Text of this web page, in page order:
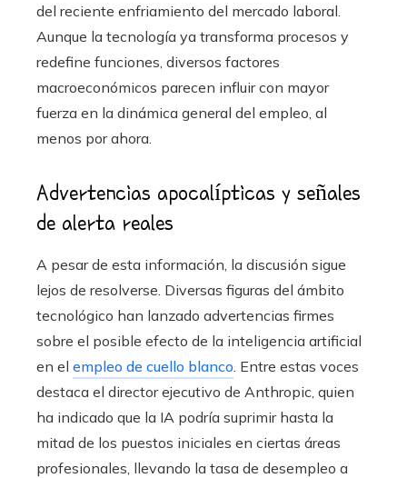
del reciente enfriamiento del mercado laboral.
Aunque la tecnología ya transforma procesos y
redefine funciones, diversos factores
macroeconómicos parecen influir con mayor
fuerza en la dinámica general del empleo, al
menos por ahora.
Advertencias apocalípticas y señales
de alerta reales
A pesar de esta información, la discusión sigue
lejos de resolverse. Diversas figuras del ámbito
tecnológico han lanzado advertencias firmes
sobre el posible efecto de la inteligencia artificial
en el empleo de cuello blanco . Entre estas voces
destaca el director ejecutivo de Anthropic, quien
ha indicado que la IA podría suprimir hasta la
mitad de los puestos iniciales en ciertas áreas
profesionales, llevando la tasa de desempleo a